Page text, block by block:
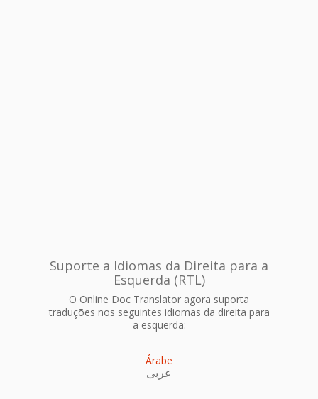
Suporte a Idiomas da Direita para a
Esquerda (RTL)
O Online Doc Translator agora suporta
traduções nos seguintes idiomas da direita para
a esquerda:
Árabe
عربى